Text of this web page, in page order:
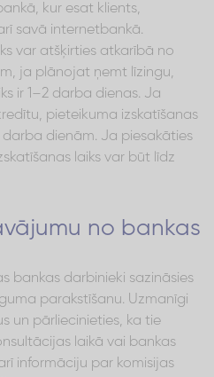
kur esat klients,
savā internetbankā.
var atšķirties atkarībā no
ja plānojat ņemt līzingu,
ir 1–2 darba dienas. Ja
pieteikuma izskatīšanas
darba dienām. Ja piesakāties
laiks var būt līdz
no bankas
bankas darbinieki sazināsies
parakstīšanu. Uzmanīgi
un pārliecinieties, ka tie
laikā vai bankas
informāciju par komisijas